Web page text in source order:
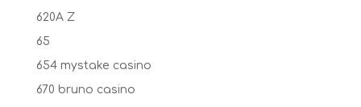
620A Z
65
654 mystake casino
670 bruno casino